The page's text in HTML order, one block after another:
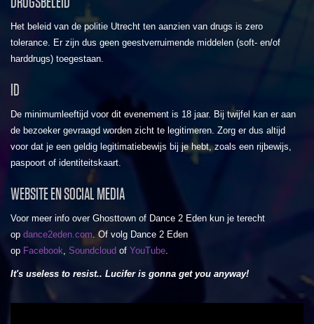
Het beleid van de politie Utrecht ten aanzien van drugs is zero
tolerance. Er zijn dus geen geestverruimende middelen (soft- en/of
harddrugs) toegestaan.
ID
De minimumleeftijd voor dit evenement is 18 jaar. Bij twijfel kan er aan
de bezoeker gevraagd worden zicht te legitimeren. Zorg er dus altijd
voor dat je een geldig legitimatiebewijs bij je hebt, zoals een rijbewijs,
paspoort of identiteitskaart.
WEBSITE EN SOCIAL MEDIA
Voor meer info over Ghosttown of Dance 2 Eden kun je terecht
op dance2eden.com. Of volg Dance 2 Eden
op Facebook, Soundcloud of YouTube.
It's useless to resist.. Lucifer is gonna get you anyway!